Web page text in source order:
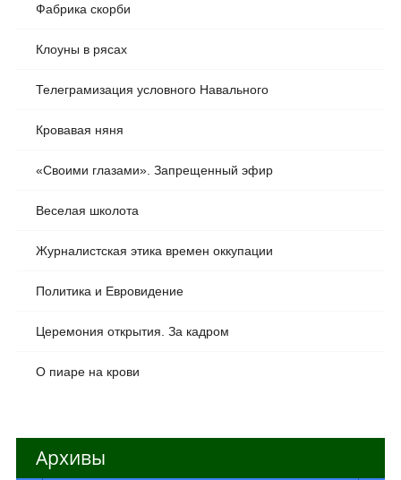
Фабрика скорби
Клоуны в рясах
Телеграмизация условного Навального
Кровавая няня
«Своими глазами». Запрещенный эфир
Веселая школота
Журналистская этика времен оккупации
Политика и Евровидение
Церемония открытия. За кадром
О пиаре на крови
Архивы